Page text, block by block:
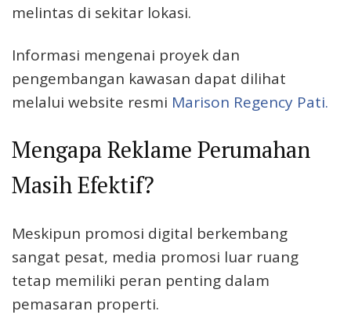
melintas di sekitar lokasi.
Informasi mengenai proyek dan
pengembangan kawasan dapat dilihat
melalui website resmi Marison Regency Pati.
Mengapa Reklame Perumahan
Masih Efektif?
Meskipun promosi digital berkembang
sangat pesat, media promosi luar ruang
tetap memiliki peran penting dalam
pemasaran properti.